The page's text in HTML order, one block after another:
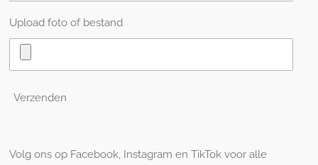
Upload foto of bestand
Verzenden
Volg ons op Facebook, Instagram en TikTok voor alle